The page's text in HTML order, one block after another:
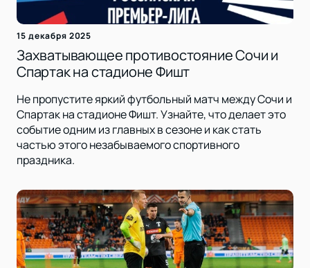
15 декабря 2025
Захватывающее противостояние Сочи и
Спартак на стадионе Фишт
Не пропустите яркий футбольный матч между Сочи и
Спартак на стадионе Фишт. Узнайте, что делает это
событие одним из главных в сезоне и как стать
частью этого незабываемого спортивного
праздника.